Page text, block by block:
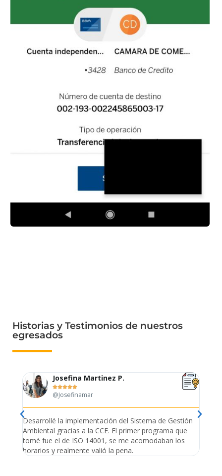
Historias y Testimonios de nuestros
egresados
Josefina Martinez P.

@Josefinamar
Desarrollé la implementación del Sistema de Gestión
Ambiental gracias a la CCE. El primer programa que
tomé fue el de ISO 14001, se me acomodaban los
horarios y realmente valió la pena.